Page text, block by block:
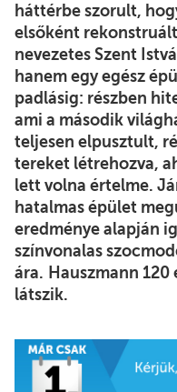
háttérbe szorult,
elsőként
nevezetes Szent
hanem egy egész
padlásig: részben
ami a második
teljesen elpusztult,
tereket létrehozva,
lett volna értelme.
hatalmas épület
eredménye alapján
színvonalas
ára. Hauszmann
látszik.